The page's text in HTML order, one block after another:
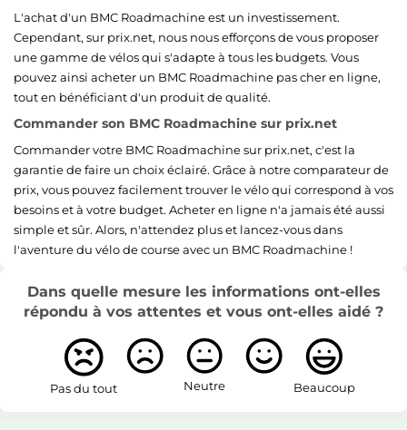
L'achat d'un BMC Roadmachine est un investissement.
Cependant, sur prix.net, nous nous efforçons de vous proposer
une gamme de vélos qui s'adapte à tous les budgets. Vous
pouvez ainsi acheter un BMC Roadmachine pas cher en ligne,
tout en bénéficiant d'un produit de qualité.
Commander son BMC Roadmachine sur prix.net
Commander votre BMC Roadmachine sur prix.net, c'est la
garantie de faire un choix éclairé. Grâce à notre comparateur de
prix, vous pouvez facilement trouver le vélo qui correspond à vos
besoins et à votre budget. Acheter en ligne n'a jamais été aussi
simple et sûr. Alors, n'attendez plus et lancez-vous dans
l'aventure du vélo de course avec un BMC Roadmachine !
Dans quelle mesure les informations ont-elles
répondu à vos attentes et vous ont-elles aidé ?
Pas du tout Neutre Beaucoup